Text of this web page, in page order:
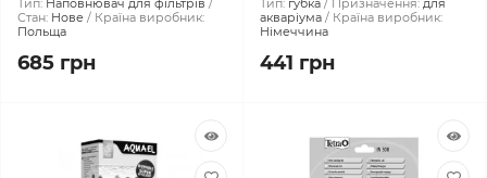
Тип: Наповнювач для фільтрів
Стан: Нове
Країна виробник:
Польща
685 грн
Тип: губка Призначення: для
акваріума
Країна виробник:
Німеччина
441 грн